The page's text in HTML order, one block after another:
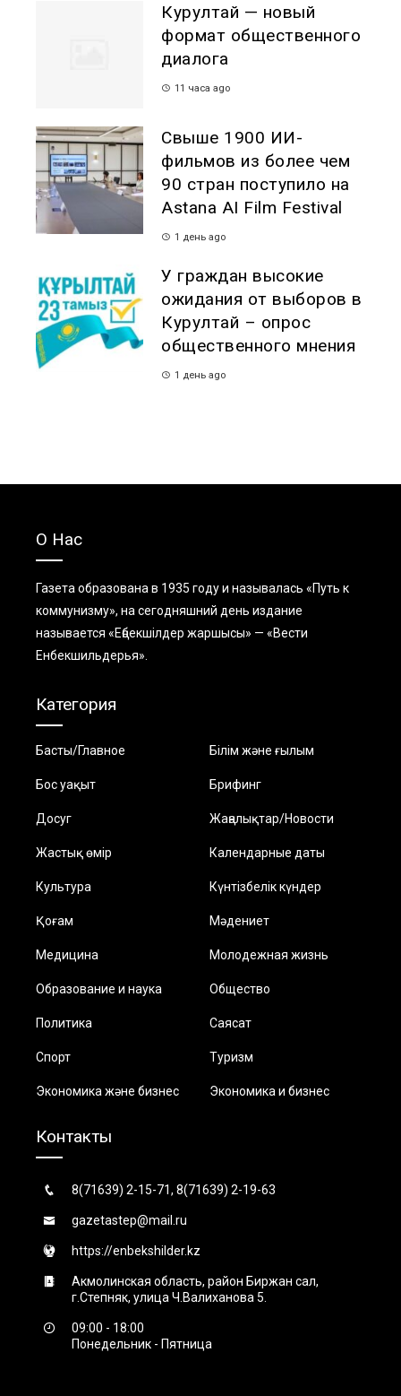
Курултай — новый
формат общественного
диалога
11 часа ago
Свыше 1900 ИИ-
фильмов из более чем
90 стран поступило на
Astana AI Film Festival
1 день ago
У граждан высокие
ожидания от выборов в
Курултай – опрос
общественного мнения
1 день ago
О Нас
Газета образована в 1935 году и называлась «Путь к
коммунизму», на сегодняшний день издание
называется «Еңбекшiлдер жаршысы» — «Вести
Енбекшильдерья».
Категория
Басты/Главное Білім және ғылым
Бос уақыт Брифинг
Досуг Жаңалықтар/Новости
Жастық өмір Календарные даты
Культура Күнтізбелік күндер
Қоғам Мәдениет
Медицина Молодежная жизнь
Образование и наука Общество
Политика Саясат
Спорт Туризм
Экономика және бизнес Экономика и бизнес
Контакты
8(71639) 2-15-71, 8(71639) 2-19-63
gazetastep@mail.ru
https://enbekshilder.kz
Акмолинская область, район Биржан сал,
г.Степняк, улица Ч.Валиханова 5.
09:00 - 18:00
Понедельник - Пятница